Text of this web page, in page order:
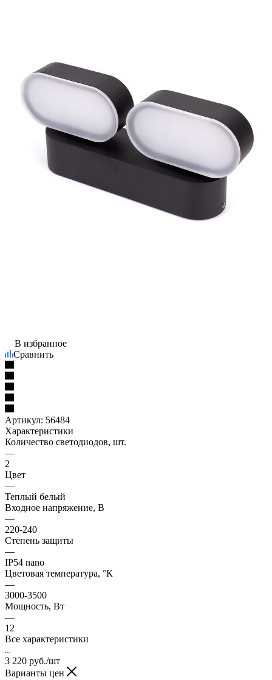
В избранное
Сравнить
Артикул: 56484
Характеристики
Количество светодиодов, шт.
—
2
Цвет
—
Теплый белый
Входное напряжение, В
—
220-240
Степень защиты
—
IP54 nano
Цветовая температура, °К
—
3000-3500
Мощность, Вт
—
12
Все характеристики
3 220 руб./шт
Варианты цен